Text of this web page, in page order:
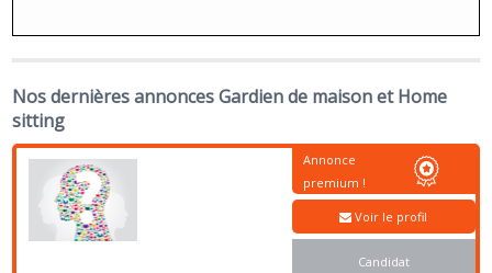
Nos dernières annonces Gardien de maison et Home
sitting
Annonce
premium !
Voir le profil
Candidat